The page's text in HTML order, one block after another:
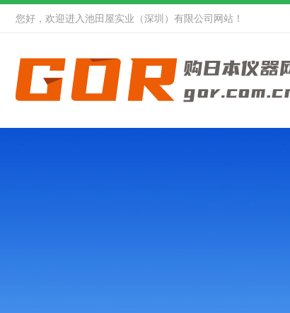
您好，欢迎进入池田屋实业（深圳）有限公司网站！